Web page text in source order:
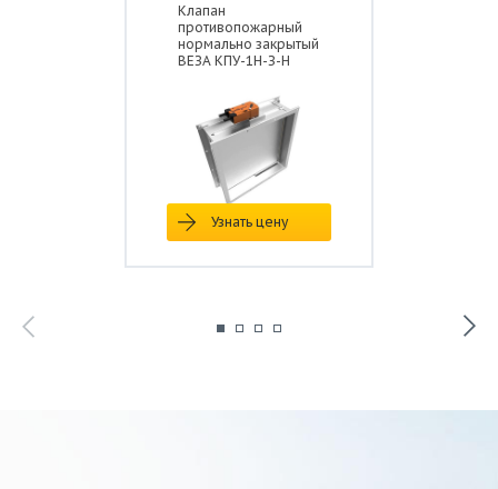
Клапан
противопожарный
нормально закрытый
ВЕЗА КПУ-1Н-З-Н
Узнать цену